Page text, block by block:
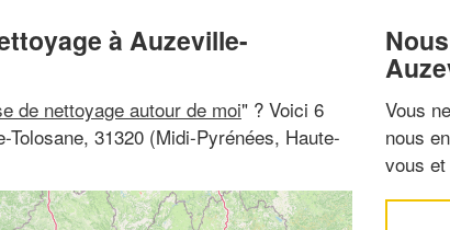
à Auzeville-
de nettoyage autour de moi" ? Voici 6
31320 (Midi-Pyrénées, Haute-
Vous
nous
vous